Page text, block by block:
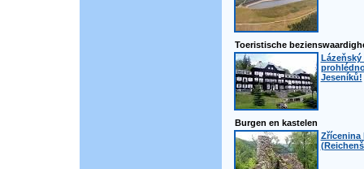
Toeristische
Jeseníků!
Burgen en kastelen
Zřícenina